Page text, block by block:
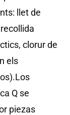
llet de
clorur de
els
Los
Q se
piezas